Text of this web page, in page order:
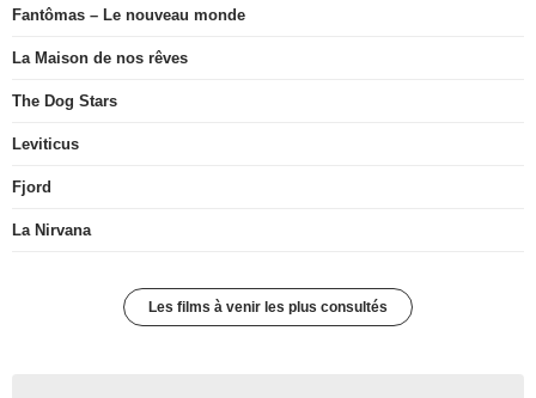
Fantômas – Le nouveau monde
La Maison de nos rêves
The Dog Stars
Leviticus
Fjord
La Nirvana
Les films à venir les plus consultés